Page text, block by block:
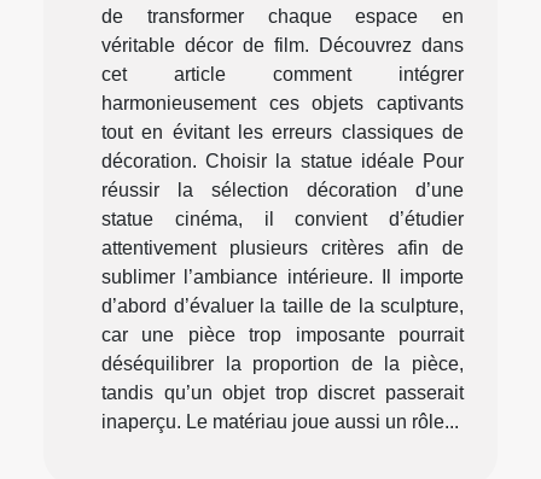
de transformer chaque espace en
véritable décor de film. Découvrez dans
cet article comment intégrer
harmonieusement ces objets captivants
tout en évitant les erreurs classiques de
décoration. Choisir la statue idéale Pour
réussir la sélection décoration d’une
statue cinéma, il convient d’étudier
attentivement plusieurs critères afin de
sublimer l’ambiance intérieure. Il importe
d’abord d’évaluer la taille de la sculpture,
car une pièce trop imposante pourrait
déséquilibrer la proportion de la pièce,
tandis qu’un objet trop discret passerait
inaperçu. Le matériau joue aussi un rôle...